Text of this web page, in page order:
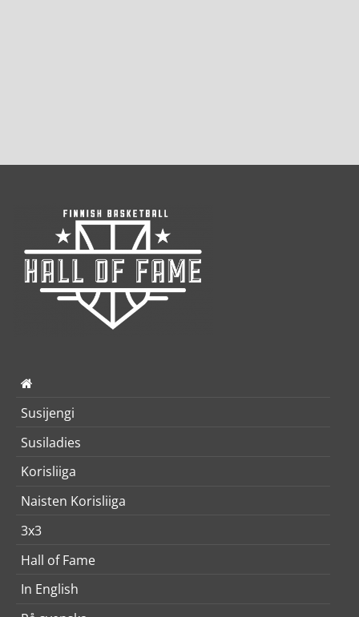
Susijengi
Susiladies
Korisliiga
Naisten Korisliiga
3x3
Hall of Fame
In English